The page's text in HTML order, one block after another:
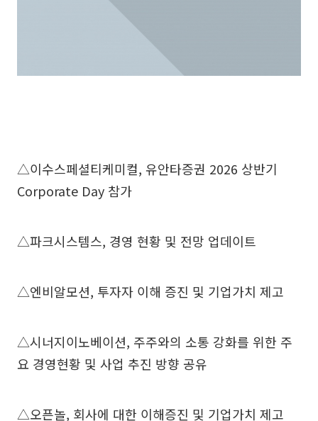
△이수스페셜티케미컬, 유안타증권 2026 상반기
Corporate Day 참가
△파크시스템스, 경영 현황 및 전망 업데이트
△엔비알모션, 투자자 이해 증진 및 기업가치 제고
△시너지이노베이션, 주주와의 소통 강화를 위한 주
요 경영현황 및 사업 추진 방향 공유
△오픈놀, 회사에 대한 이해증진 및 기업가치 제고